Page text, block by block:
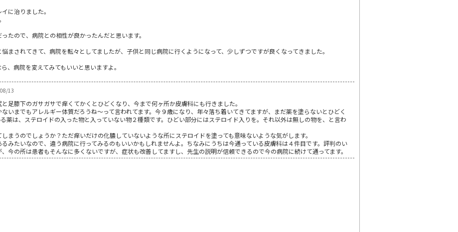
に治りました。
たので、病院との相性が良かったんだと思います。
まされてきて、病院を転々としてましたが、子供と同じ病院に行くようになって、少しずつですが良くなってきました。
、病院を変えてみてもいいと思いますよ。
13
足膝下のガサガサで痒くてかくとひどくなり、今まで何ヶ所か皮膚科にも行きました。
いまでもアレルギー体質だろうね～って言われてます。今９歳になり、年々落ち着いてきてますが、まだ薬を塗らないとひどく
薬は、ステロイドの入った物と入っていない物２種類です。ひどい部分にはステロイド入りを。それ以外は無しの物を、と言わ
まうのでしょうか？ただ痒いだけの化膿していないような所にステロイドを塗っても意味ないような気がします。
みたいなので、違う病院に行ってみるのもいいかもしれませんよ。ちなみにうちは今通っている皮膚科は４件目です。評判のい
今の所は患者もそんなに多くないですが、症状も改善してますし、先生の説明が信頼できるので今の病院に続けて通ってます。